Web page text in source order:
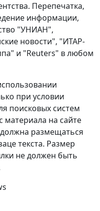
Перепечатка,
информации,
"УНИАН",
новости", "ИТАР-
и "Reuters" в любом
при условии
поисковых систем
материала на сайте
размещаться
текста. Размер
не должен быть